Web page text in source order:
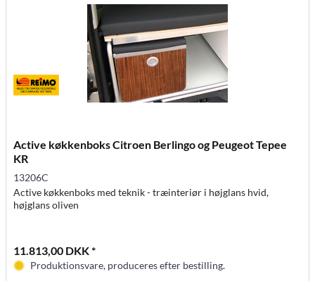
Active køkkenboks Citroen Berlingo og Peugeot Tepee
KR
13206C
Active køkkenboks med teknik - træinteriør i højglans hvid,
højglans oliven
11.813,00 DKK *
Produktionsvare, produceres efter bestilling.